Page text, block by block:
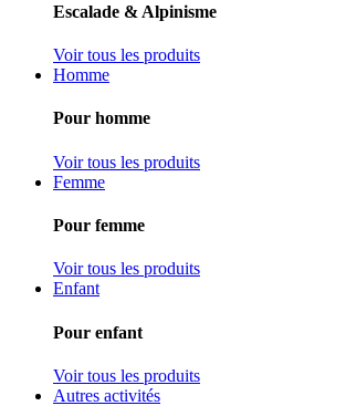
Escalade & Alpinisme
Voir tous les produits
Homme
Pour homme
Voir tous les produits
Femme
Pour femme
Voir tous les produits
Enfant
Pour enfant
Voir tous les produits
Autres activités